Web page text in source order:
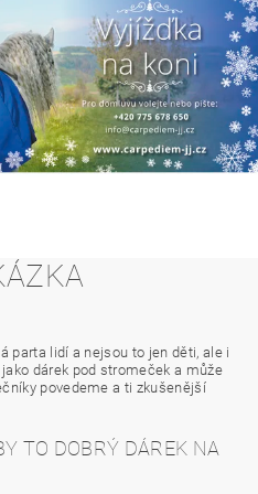
parta lidí a nejsou to jen děti, ale i
dárek pod stromeček a může
povedeme a ti zkušenější
TO DOBRÝ DÁREK NA